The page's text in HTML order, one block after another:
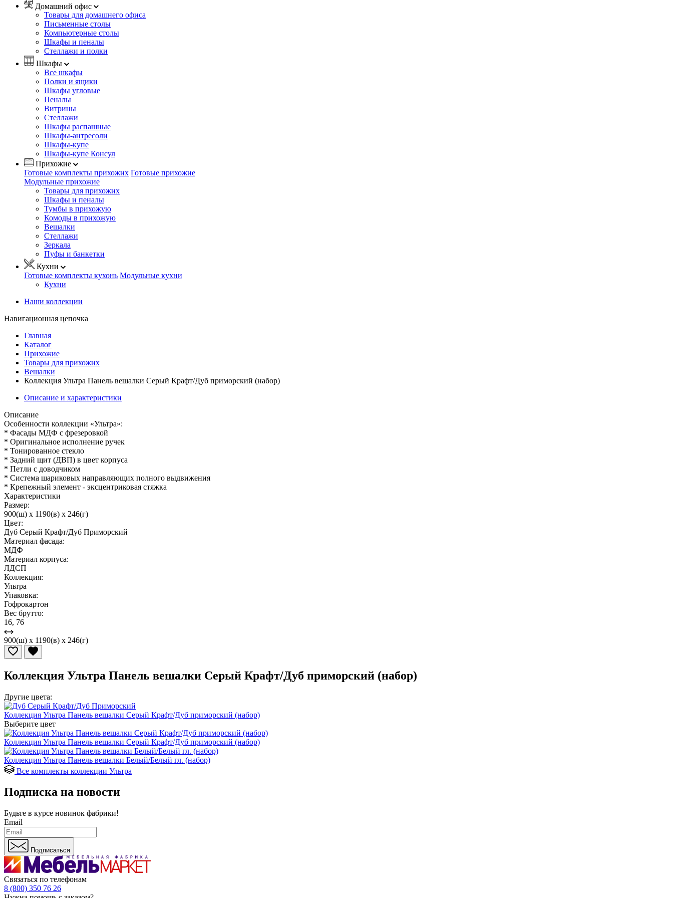
Домашний офис
Товары для домашнего офиса
Письменные столы
Компьютерные столы
Шкафы и пеналы
Стеллажи и полки
Шкафы
Все шкафы
Полки и ящики
Шкафы угловые
Пеналы
Витрины
Стеллажи
Шкафы распашные
Шкафы-антресоли
Шкафы-купе
Шкафы-купе Консул
Прихожие
Готовые комплекты прихожих Готовые прихожие
Модульные прихожие
Товары для прихожих
Шкафы и пеналы
Тумбы в прихожую
Комоды в прихожую
Вешалки
Стеллажи
Зеркала
Пуфы и банкетки
Кухни
Готовые комплекты кухонь Модульные кухни
Кухни
Наши коллекции
Навигационная цепочка
Главная
Каталог
Прихожие
Товары для прихожих
Вешалки
Коллекция Ультра Панель вешалки Серый Крафт/Дуб приморский (набор)
Описание и характеристики
Описание
Особенности коллекции «Ультра»:
* Фасады МДФ с фрезеровкой
* Оригинальное исполнение ручек
* Тонированное стекло
* Задний щит (ДВП) в цвет корпуса
* Петли с доводчиком
* Система шариковых направляющих полного выдвижения
* Крепежный элемент - эксцентриковая стяжка
Характеристики
Размер:
900(ш) x 1190(в) x 246(г)
Цвет:
Дуб Серый Крафт/Дуб Приморский
Материал фасада:
МДФ
Материал корпуса:
ЛДСП
Коллекция:
Ультра
Упаковка:
Гофрокартон
Вес брутто:
16, 76
900(ш) x 1190(в) x 246(г)
Коллекция Ультра Панель вешалки Серый Крафт/Дуб приморский (набор)
Другие цвета:
Коллекция Ультра Панель вешалки Серый Крафт/Дуб приморский (набор)
Выберите цвет
Коллекция Ультра Панель вешалки Серый Крафт/Дуб приморский (набор)
Коллекция Ультра Панель вешалки Белый/Белый гл. (набор)
Все комплекты коллекции Ультра
Подписка на новости
Будьте в курсе новинок фабрики!
Email
Подписаться
Связаться по телефонам
8 (800) 350 76 26